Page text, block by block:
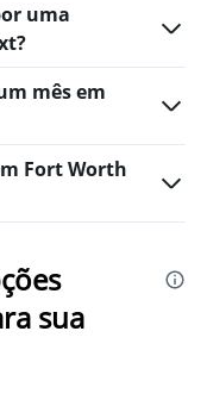
uma
mês em
Fort Worth
sua